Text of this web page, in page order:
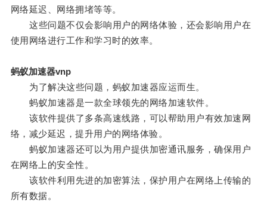
网络延迟、网络拥堵等等。
这些问题不仅会影响用户的网络体验，还会影响用户在
使用网络进行工作和学习时的效率。
蚂蚁加速器vnp
为了解决这些问题，蚂蚁加速器应运而生。
蚂蚁加速器是一款全球领先的网络加速软件。
该软件提供了多条高速线路，可以帮助用户有效加速网
络，减少延迟，提升用户的网络体验。
蚂蚁加速器还可以为用户提供加密通讯服务，确保用户
在网络上的安全性。
该软件利用先进的加密算法，保护用户在网络上传输的
所有数据。